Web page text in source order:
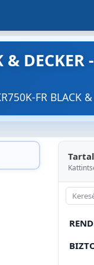
&
FR BLACK